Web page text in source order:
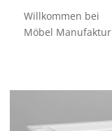
Willkommen bei
Möbel Manufaktur